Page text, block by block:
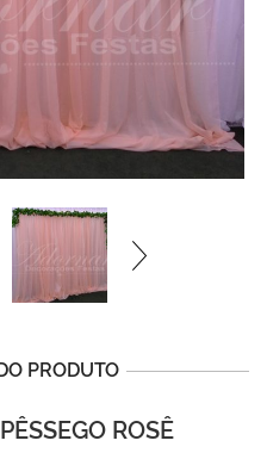
PRODUTO
ROSÊ